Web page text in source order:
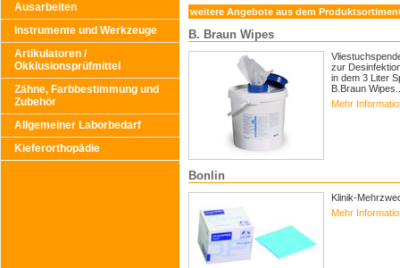
Ausarbeiten
Instrumente und Werkzeuge
Artikulatoren /
Okklusionsprüfmittel
Zähne, Farbbestimmung und
Zubehör
Allgemeiner Laborbedarf
Kieferorthopädie
weitere Angebote aus dem
B. Braun Wipes
zur
in dem 3 Liter
B.Braun
Mehr
Bonlin
Klinik-
Mehr